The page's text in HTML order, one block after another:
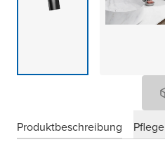
Produktbeschreibung